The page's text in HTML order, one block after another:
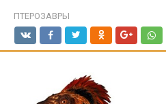
ПТЕРОЗАВРЫ